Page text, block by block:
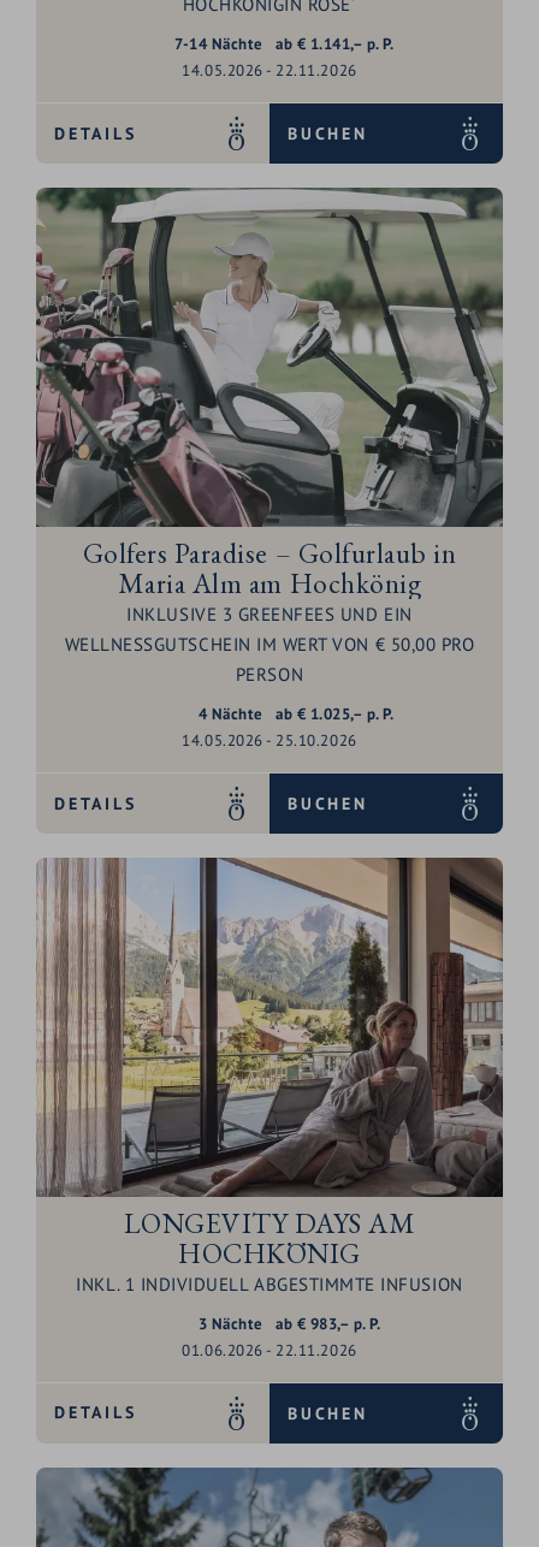
7-14Nächte
14.05.2026 - 22.11.2026
ab € 1.141,– p. P.
DETAILS BUCHEN
Golfers Paradise – Golfurlaub in
Maria Alm am Hochkönig
INKLUSIVE 3 GREENFEES UND EIN
WELLNESSGUTSCHEIN IM WERT VON € 50,00 PRO
PERSON
4Nächte
14.05.2026 - 25.10.2026
ab € 1.025,– p. P.
DETAILS BUCHEN
LONGEVITY DAYS AM
HOCHKÖNIG
INKL. 1 INDIVIDUELL ABGESTIMMTE INFUSION
3 Nächte
01.06.2026 - 22.11.2026
ab € 983,– p. P.
DETAILS BUCHEN